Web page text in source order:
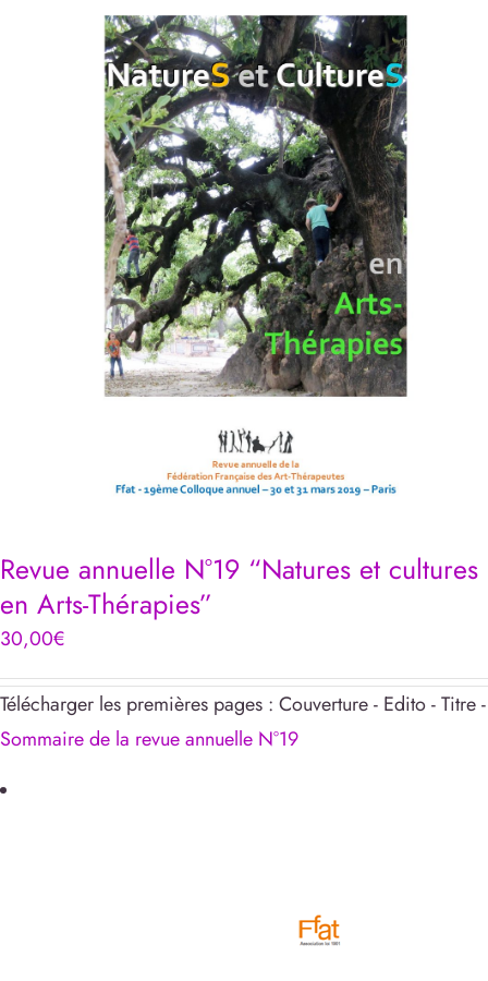
Revue annuelle N°19 “Natures et cultures
en Arts-Thérapies”
30,00€
Télécharger les premières pages : Couverture - Edito - Titre -
Sommaire de la revue annuelle N°19